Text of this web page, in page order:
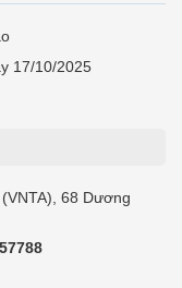
17/10/2025
68 Dương